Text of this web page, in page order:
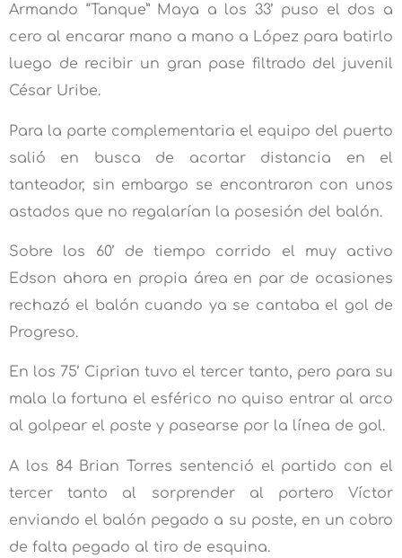
Armando “Tanque” Maya a los 33’ puso el dos a
cero al encarar mano a mano a López para batirlo
luego de recibir un gran pase filtrado del juvenil
César Uribe.
Para la parte complementaria el equipo del puerto
salió en busca de acortar distancia en el
tanteador, sin embargo se encontraron con unos
astados que no regalarían la posesión del balón.
Sobre los 60’ de tiempo corrido el muy activo
Edson ahora en propia área en par de ocasiones
rechazó el balón cuando ya se cantaba el gol de
Progreso.
En los 75’ Ciprian tuvo el tercer tanto, pero para su
mala la fortuna el esférico no quiso entrar al arco
al golpear el poste y pasearse por la línea de gol.
A los 84 Brian Torres sentenció el partido con el
tercer tanto al sorprender al portero Víctor
enviando el balón pegado a su poste, en un cobro
de falta pegado al tiro de esquina.